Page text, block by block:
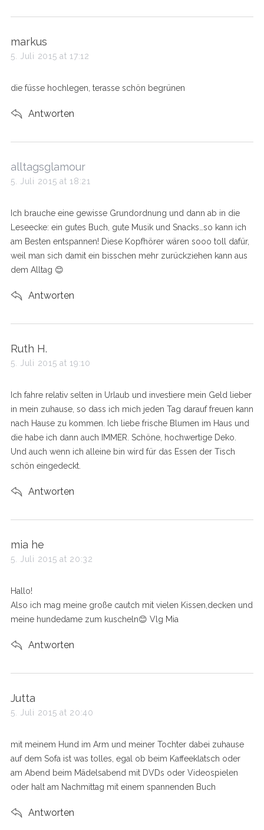
s
a
s
markus
5. Juli 2015 at 17:12
die füsse hochlegen, terasse schön begrünen
Antworten
s
a
s
:
alltagsglamour
5. Juli 2015 at 18:21
Ich brauche eine gewisse Grundordnung und dann ab in die
Leseecke: ein gutes Buch, gute Musik und Snacks…so kann ich
am Besten entspannen! Diese Kopfhörer wären sooo toll dafür,
weil man sich damit ein bisschen mehr zurückziehen kann aus
dem Alltag 😊
Antworten
s
a
s
:
Ruth H.
5. Juli 2015 at 19:10
Ich fahre relativ selten in Urlaub und investiere mein Geld lieber
in mein zuhause, so dass ich mich jeden Tag darauf freuen kann
nach Hause zu kommen. Ich liebe frische Blumen im Haus und
die habe ich dann auch IMMER. Schöne, hochwertige Deko.
Und auch wenn ich alleine bin wird für das Essen der Tisch
schön eingedeckt.
Antworten
s
a
s
mia he
5. Juli 2015 at 20:32
Hallo!
Also ich mag meine große cautch mit vielen Kissen,decken und
meine hundedame zum kuscheln😊 Vlg Mia
Antworten
s
a
s
:
Jutta
5. Juli 2015 at 20:40
mit meinem Hund im Arm und meiner Tochter dabei zuhause
auf dem Sofa ist was tolles, egal ob beim Kaffeeklatsch oder
am Abend beim Mädelsabend mit DVDs oder Videospielen
oder halt am Nachmittag mit einem spannenden Buch
Antworten